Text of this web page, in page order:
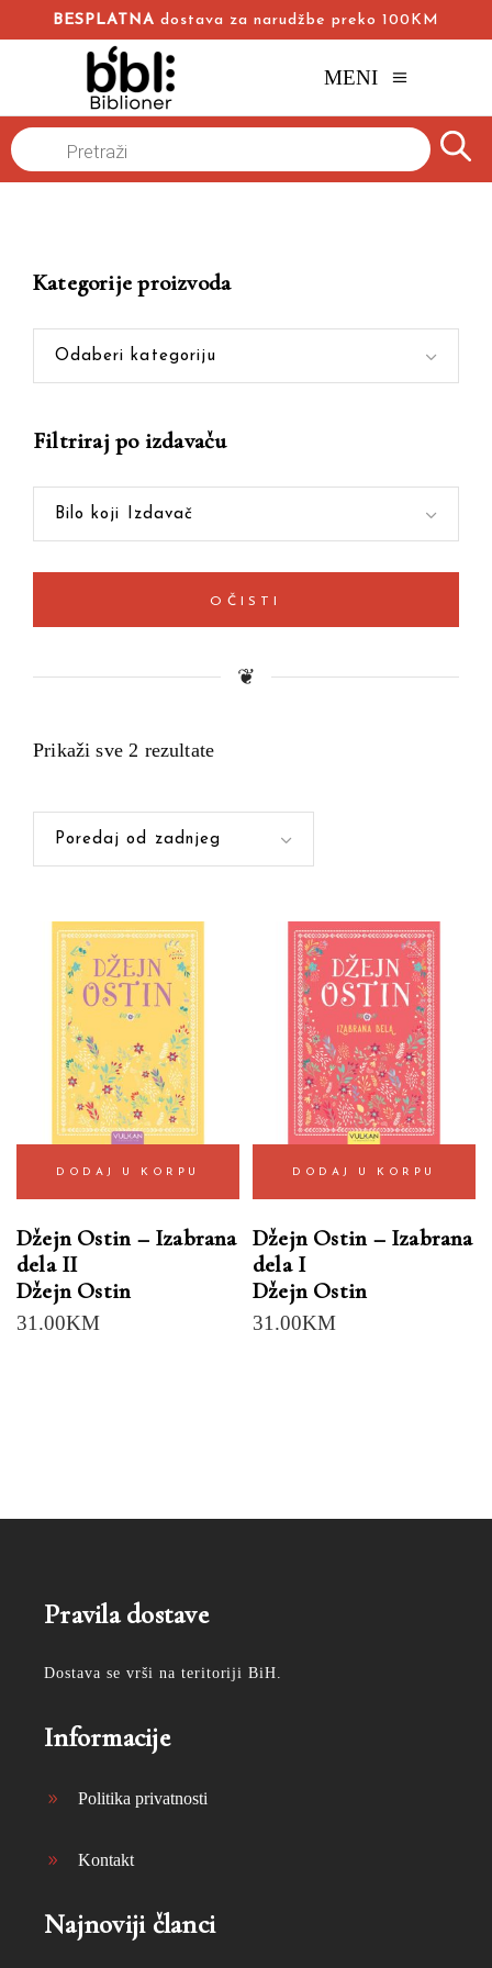
BESPLATNA dostava za narudžbe preko 100KM
MENI
Naslovna
Products
search
Prikaži sve 2 rezultate
Poredaj od zadnjeg
DODAJ U KORPU
Džejn Ostin – Izabrana
dela II
Džejn Ostin
31.00KM
DODAJ U KORPU
Džejn Ostin – Izabrana
dela I
Džejn Ostin
31.00KM
Kategorije proizvoda
Odaberi kategoriju
Filtriraj po izdavaču
Bilo koji Izdavač
OČISTI
❦
Pravila dostave
Dostava se vrši na teritoriji BiH.
Informacije
Politika privatnosti
Kontakt
Najnoviji članci